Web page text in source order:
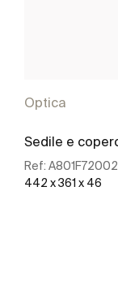
Optica
Sedile e
Ref: A801F72002
442 x 361 x 46